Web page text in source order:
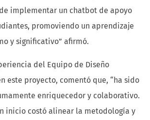
implementar un chatbot de apoyo
promoviendo un aprendizaje
y significativo” afirmó.
del Equipo de Diseño
este proyecto, comentó que, “ha sido
enriquecedor y colaborativo.
inicio costó alinear la metodología y